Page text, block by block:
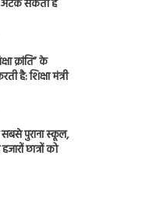
अटक सकती है
क्रांति” के
है: शिक्षा मंत्री
पुराना स्कूल,
छात्रों को